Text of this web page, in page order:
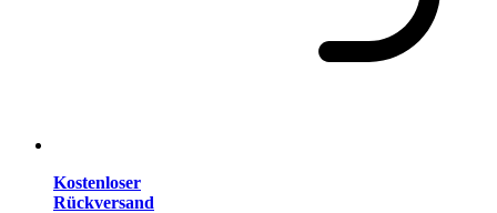
Kostenloser
Rückversand